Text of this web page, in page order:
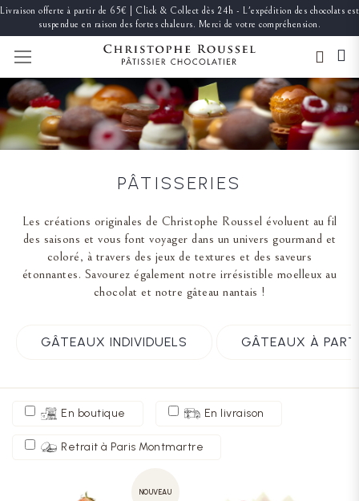
Livraison offerte à partir de 65€ | Click & Collect dès 24h - L'expédition des chocolats est
suspendue en raison des fortes chaleurs. Merci de votre compréhension.
PÂTISSERIES
Les créations originales de Christophe Roussel évoluent au fil
des saisons et vous font voyager dans un univers gourmand et
coloré, à travers des jeux de textures et des saveurs
étonnantes. Savourez également notre irrésistible moelleux au
chocolat et notre gâteau nantais !
En boutique En livraison
Retrait à Paris Montmartre
GÂTEAUX INDIVIDUELS GÂTEAUX À
NOUVEAU